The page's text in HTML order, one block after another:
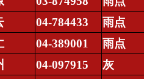
04-784433
雨点
04-389001
雨点
04-097915
灰